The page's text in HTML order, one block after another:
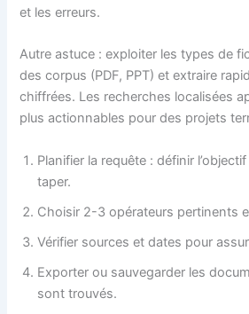
et les erreurs.
Autre astuce : exploiter les types de
des corpus (PDF, PPT) et extraire
chiffrées. Les recherches localisées
plus actionnables pour des projets
Planifier la requête : définir
taper.
Choisir 2-3 opérateurs pertinents
Vérifier sources et dates pour
Exporter ou sauvegarder les
sont trouvés.